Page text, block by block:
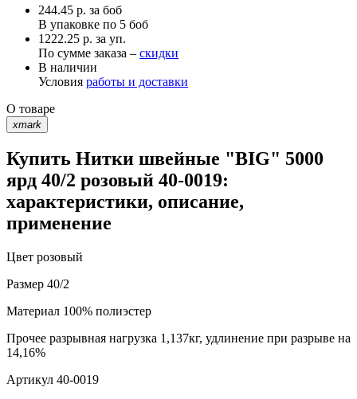
244.45 р. за боб
В упаковке по 5 боб
1222.25 р. за уп.
По сумме заказа – скидки
В наличии
Условия работы и доставки
О товаре
xmark
Купить Нитки швейные "BIG" 5000
ярд 40/2 розовый 40-0019:
характеристики, описание,
применение
Цвет розовый
Размер 40/2
Материал 100% полиэстер
Прочее разрывная нагрузка 1,137кг, удлинение при разрыве на
14,16%
Артикул 40-0019